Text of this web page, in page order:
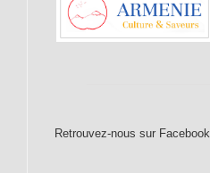
Retrouvez-nous sur Facebook